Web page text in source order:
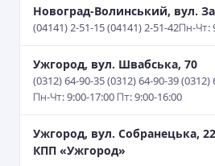
Новоград-Волинський, вул.
(04141) 2-51-15 (04141) 2-51-42Пн-Чт:
Ужгород, вул. Швабська, 70
(0312) 64-90-35 (0312) 64-90-39 (0312)
Пн-Чт: 9:00-17:00 Пт: 9:00-16:00
Ужгород, вул. Собранецька,
КПП «Ужгород»